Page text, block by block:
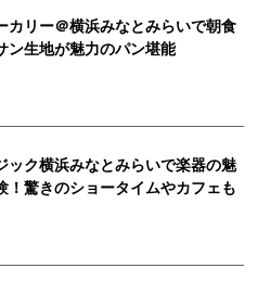
カリー＠横浜みなとみらいで朝食
ン生地が魅力のパン堪能
ック横浜みなとみらいで楽器の魅
！驚きのショータイムやカフェも